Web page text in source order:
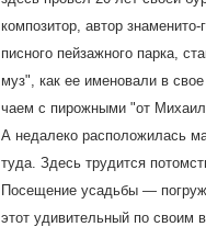
композитор, автор
писного пейзажного парка,
муз", как ее именовали в
чаем с пирожными "от
А недалеко расположилась
туда. Здесь трудится
Посещение усадьбы —
этот удивительный по своим